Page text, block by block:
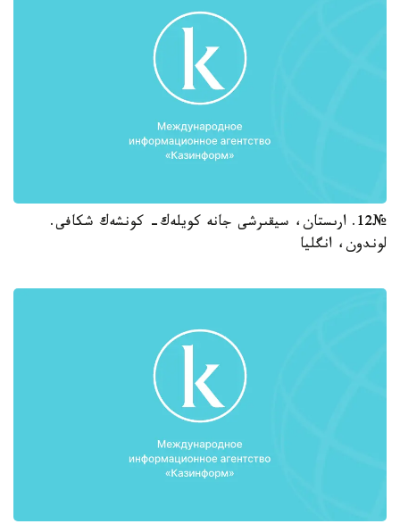
№12. ارىستان، سيقىرشى جانە كويلەك- كونشەك شكافى.
لوندون، انگليا